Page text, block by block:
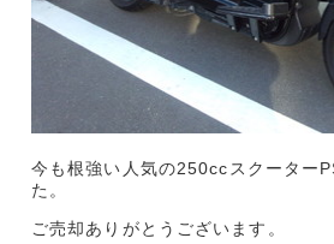
今も根強い人気の250ccスクーター
た。
ご売却ありがとうございます。